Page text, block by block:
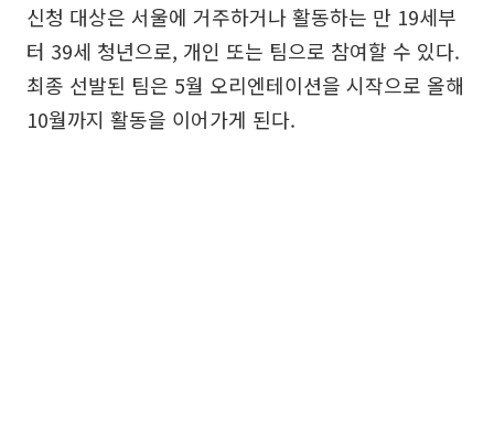
신청 대상은 서울에 거주하거나 활동하는 만 19세부
터 39세 청년으로, 개인 또는 팀으로 참여할 수 있다.
최종 선발된 팀은 5월 오리엔테이션을 시작으로 올해
10월까지 활동을 이어가게 된다.